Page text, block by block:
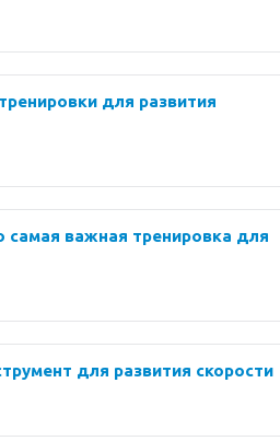
для развития
самая важная тренировка для
для развития скорости